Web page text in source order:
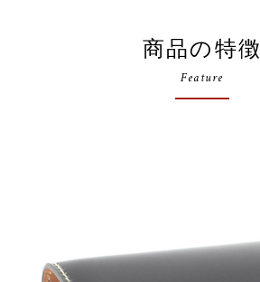
商品の特徴
Feature